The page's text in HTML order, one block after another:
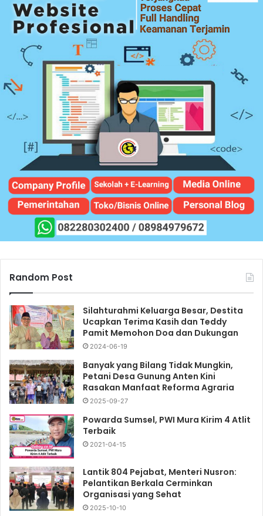
Random Post
Silahturahmi Keluarga Besar, Destita
Ucapkan Terima Kasih dan Teddy
Pamit Memohon Doa dan Dukungan
2024-06-19
Banyak yang Bilang Tidak Mungkin,
Petani Desa Gunung Anten Kini
Rasakan Manfaat Reforma Agraria
2025-09-27
Powarda Sumsel, PWI Mura Kirim 4 Atlit
Terbaik
2021-04-15
Lantik 804 Pejabat, Menteri Nusron:
Pelantikan Berkala Cerminkan
Organisasi yang Sehat
2025-10-10